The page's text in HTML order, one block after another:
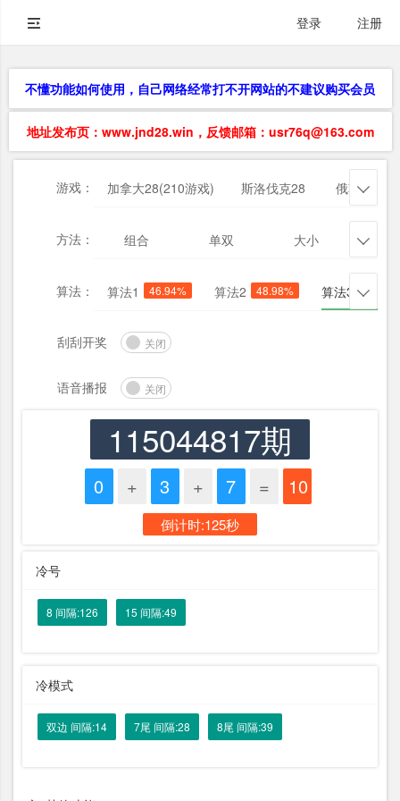
登录 注册
不懂功能如何使用，自己网络经常打不开网站的不建议购买会员
地址发布页：www.jnd28.win，反馈邮箱：usr76q@163.com
游戏： 加拿大28(210游戏) 斯洛伐克28 俄勒冈28

方法： 组合 单双 大小 
算法： 算法1 46.94% 算法2 48.98% 算法3 61.22%

刮刮开奖 关闭
语音播报 关闭
115044817期
0 + 3 + 7 = 10
倒计时:125秒
冷号
8 间隔:126 15 间隔:49
冷模式
双边 间隔:14 7尾 间隔:28 8尾 间隔:39